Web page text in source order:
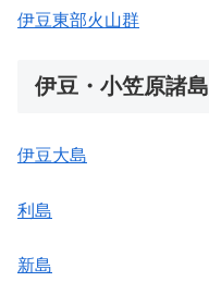
伊豆東部火山群
伊豆・小笠原諸島
伊豆大島
利島
新島